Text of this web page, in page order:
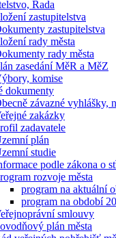
Rada
zastupitelstva
zastupitelstva
rady města
rady města
zasedání MěR a MěZ
komise
dokumenty
závazné vyhlášky,
zakázky
zadavatele
plán
studie
podle zákona o
rozvoje města
program na aktuální
program na období
smlouvy
plán města